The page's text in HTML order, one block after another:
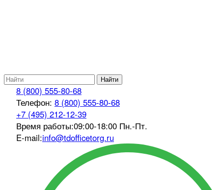
Найти
8 (800) 555-80-68
Телефон: 8 (800) 555-80-68
+7 (495) 212-12-39
Время работы:09:00-18:00 Пн.-Пт.
E-mail:info@tdofficetorg.ru